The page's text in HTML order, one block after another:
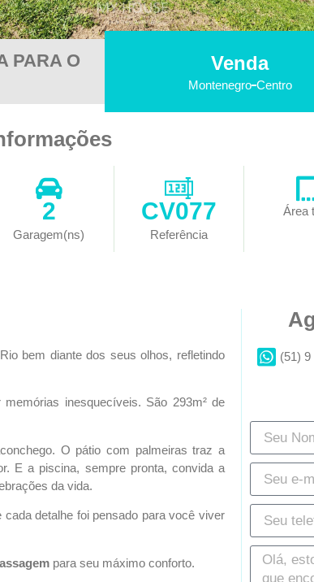
PARA O
Venda
Montenegro Centro
2
Garagem(ns)
CV077
Referência
Área
bem diante dos seus olhos, refletindo
inesquecíveis. São 293m² de
O pátio com palmeiras traz a
E a piscina, sempre pronta, convida a
da vida.
detalhe foi pensado para você viver
para seu máximo conforto.
(51) 9